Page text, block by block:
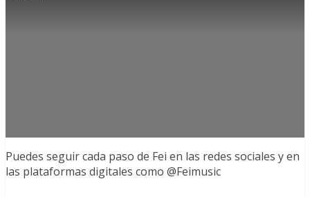
Puedes seguir cada paso de Fei en las redes sociales y en
las plataformas digitales como @Feimusic